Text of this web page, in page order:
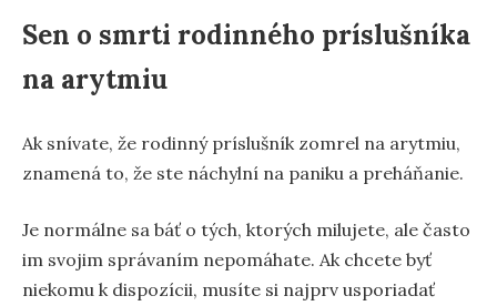
Sen o smrti rodinného príslušníka
na arytmiu
Ak snívate, že rodinný príslušník zomrel na arytmiu,
znamená to, že ste náchylní na paniku a preháňanie.
Je normálne sa báť o tých, ktorých milujete, ale často
im svojim správaním nepomáhate. Ak chcete byť
niekomu k dispozícii, musíte si najprv usporiadať